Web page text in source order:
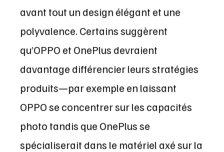
avant tout un design élégant et une
polyvalence. Certains suggèrent
qu’OPPO et OnePlus devraient
davantage différencier leurs stratégies
produits—par exemple en laissant
OPPO se concentrer sur les capacités
photo tandis que OnePlus se
spécialiserait dans le matériel axé sur la